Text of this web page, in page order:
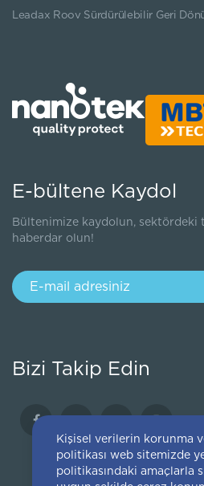
Leadax Roov Sürdürülebilir Geri
E-bültene Kaydol
Bültenimize kaydolun, sektördeki
haberdar olun!
Bizi Takip Edin
Kişisel verilerin korunma
politikası web sitemizde
politikasındaki amaçlarla